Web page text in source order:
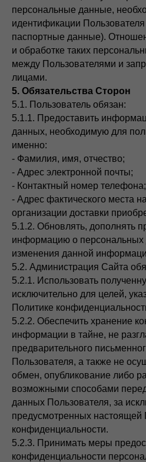
персональные данные,
идентификации
паспортные данные).
и обработке таких
между Пользователями и
лицами.
5. Обязательства Сторон
5.1. Пользователь обязан:
5.1.1. Предоставить
данных, необходимую для
именно:
- Фамилия, имя, отчество;
- Адрес электронной почты;
- Контактный номер телефона;
- Адрес фактического места
организации доставки
5.1.2. Обновлять, дополнять
информацию о персональных
изменения данной
5.2. Администрация Сайта
5.2.1. Использовать
исключительно для целей,
Политике
5.2.2. Обеспечить хранение
информации в тайне, не
предварительного
Пользователя, а также не
обмен, опубликование либо
возможными способами
данных Пользователя, за
предусмотренных настоящей
конфиденциальности.
5.2.3. Принимать меры
конфиденциальности
о
F.A.Q.
каталог
все товары
SALE
хиты
Политика конфиденциальности
Публичная оферта
Обработка персональных данных
© 2025 sacs brand. Все права защищены
персональных данных в соответствии с нашейполитикой
Узнайте о новинках и акциях